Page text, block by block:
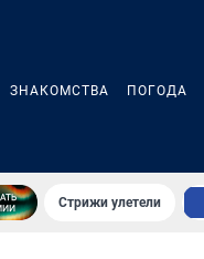
ЗНАКОМСТВА ПОГОДА
Стрижи улетели